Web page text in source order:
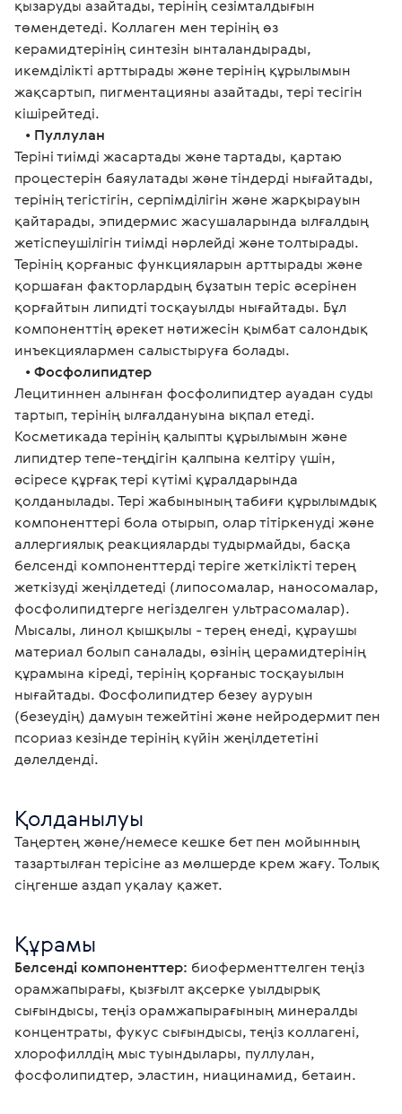
қызаруды азайтады, терінің сезімталдығын
төмендетеді. Коллаген мен терінің өз
керамидтерінің синтезін ынталандырады,
икемділікті арттырады және терінің құрылымын
жақсартып, пигментацияны азайтады, тері тесігін
кішірейтеді.
• Пуллулан
Теріні тиімді жасартады және тартады, қартаю
процестерін баяулатады және тіндерді нығайтады,
терінің тегістігін, серпімділігін және жарқырауын
қайтарады, эпидермис жасушаларында ылғалдың
жетіспеушілігін тиімді нәрлейді және толтырады.
Терінің қорғаныс функцияларын арттырады және
қоршаған факторлардың бұзатын теріс әсерінен
қорғайтын липидті тосқауылды нығайтады. Бұл
компоненттің әрекет нәтижесін қымбат салондық
инъекциялармен салыстыруға болады.
• Фосфолипидтер
Лецитиннен алынған фосфолипидтер ауадан суды
тартып, терінің ылғалдануына ықпал етеді.
Косметикада терінің қалыпты құрылымын және
липидтер тепе-теңдігін қалпына келтіру үшін,
әсіресе құрғақ тері күтімі құралдарында
қолданылады. Тері жабынының табиғи құрылымдық
компоненттері бола отырып, олар тітіркенуді және
аллергиялық реакцияларды тудырмайды, басқа
белсенді компоненттерді теріге жеткілікті терең
жеткізуді жеңілдетеді (липосомалар, наносомалар,
фосфолипидтерге негізделген ультрасомалар).
Мысалы, линол қышқылы - терең енеді, құраушы
материал болып саналады, өзінің церамидтерінің
құрамына кіреді, терінің қорғаныс тосқауылын
нығайтады. Фосфолипидтер безеу ауруын
(безеудің) дамуын тежейтіні және нейродермит пен
псориаз кезінде терінің күйін жеңілдететіні
дәлелденді.
Қолданылуы
Таңертең және/немесе кешке бет пен мойынның
тазартылған терісіне аз мөлшерде крем жағу. Толық
сіңгенше аздап уқалау қажет.
Құрамы
Белсенді компоненттер: биоферменттелген теңіз
орамжапырағы, қызғылт ақсерке уылдырық
сығындысы, теңіз орамжапырағының минералды
концентраты, фукус сығындысы, теңіз коллагені,
хлорофиллдің мыс туындылары, пуллулан,
фосфолипидтер, эластин, ниацинамид, бетаин.